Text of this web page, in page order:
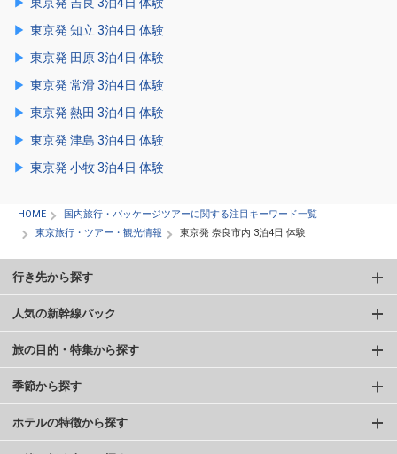
東京発 吉良 3泊4日 体験
東京発 知立 3泊4日 体験
東京発 田原 3泊4日 体験
東京発 常滑 3泊4日 体験
東京発 熱田 3泊4日 体験
東京発 津島 3泊4日 体験
東京発 小牧 3泊4日 体験
HOME
国内旅行・パッケージツアーに関する注目キーワード一覧
東京旅行・ツアー・観光情報
東京発 奈良市内 3泊4日 体験
行き先から探す
人気の新幹線パック
旅の目的・特集から探す
季節から探す
ホテルの特徴から探す